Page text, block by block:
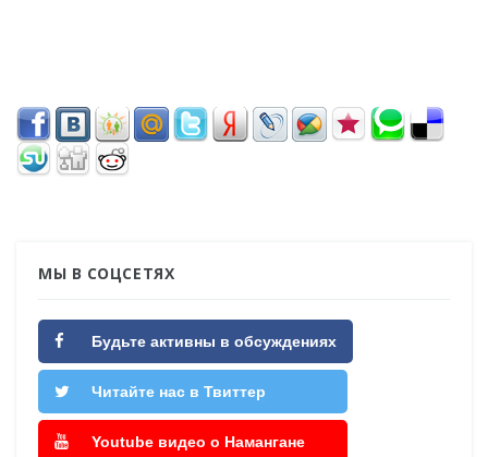
МЫ В СОЦСЕТЯХ
Будьте активны в обсуждениях
Читайте нас в Твиттер
Youtube видео о Намангане